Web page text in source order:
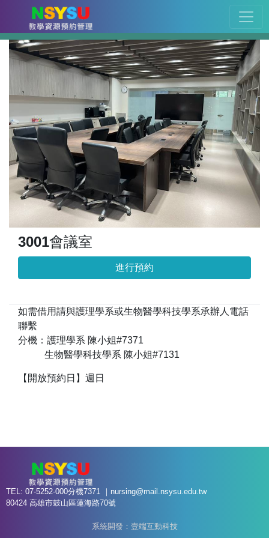
3001會議室
進行預約
如需借用請與護理學系或生物醫學科技學系承辦人電話
聯繫
分機：護理學系 陳小姐#7371
生物醫學科技學系 陳小姐#7131
【開放預約日】週日
TEL: 07-5252-000分機7371 ｜ nursing@mail.nsysu.edu.tw
80424 高雄市鼓山區蓮海路70號
系統開發：壹端互動科技